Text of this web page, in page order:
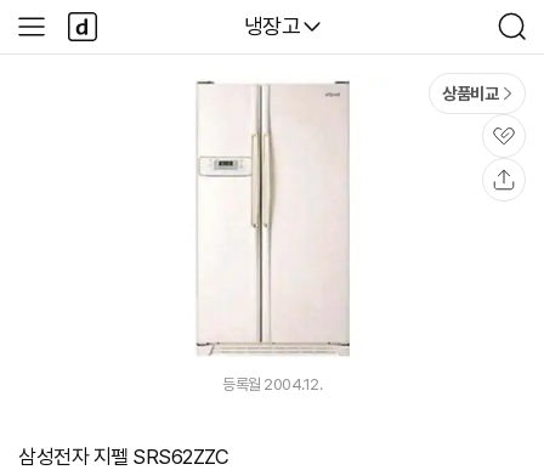
다나와
냉장고
검
색
사
이
다
나
와
상품비교
관
심
등록월 2004.12.
삼성전자 지펠 SRS62ZZC